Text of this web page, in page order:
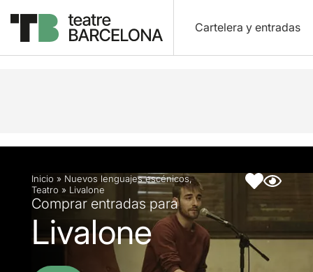
Cartelera y entradas
Descripción Ficha artística
Inicio » Nuevos lenguajes escénicos,
Teatro » Livalone
Comprar entradas para
Livalone